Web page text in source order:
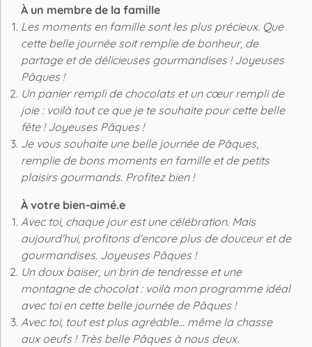
À un membre de la famille
Les moments en famille sont les plus précieux. Que
cette belle journée soit remplie de bonheur, de
partage et de délicieuses gourmandises ! Joyeuses
Pâques !
Un panier rempli de chocolats et un cœur rempli de
joie : voilà tout ce que je te souhaite pour cette belle
fête ! Joyeuses Pâques !
Je vous souhaite une belle journée de Pâques,
remplie de bons moments en famille et de petits
plaisirs gourmands. Profitez bien !
À votre bien-aimé.e
Avec toi, chaque jour est une célébration. Mais
aujourd'hui, profitons d'encore plus de douceur et de
gourmandises. Joyeuses Pâques !
Un doux baiser, un brin de tendresse et une
montagne de chocolat : voilà mon programme idéal
avec toi en cette belle journée de Pâques !
Avec toi, tout est plus agréable... même la chasse
aux oeufs ! Très belle Pâques à nous deux.